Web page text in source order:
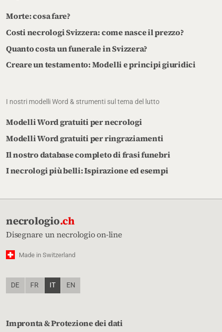
Morte: cosa fare?
Costi necrologi Svizzera: come nasce il prezzo?
Quanto costa un funerale in Svizzera?
Creare un testamento: Modelli e principi giuridici
I nostri modelli Word & strumenti sul tema del lutto
Modelli Word gratuiti per necrologi
Modelli Word gratuiti per ringraziamenti
Il nostro database completo di frasi funebri
I necrologi più belli: Ispirazione ed esempi
necrologio.ch
Disegnare un necrologio on-line
Made in Switzerland
DE FR IT EN
Impronta & Protezione dei dati